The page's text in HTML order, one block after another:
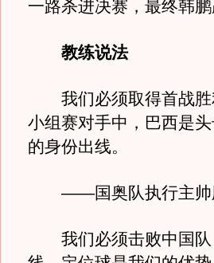
一路杀进决赛，最终韩鹏
教练说法
我们必须取得首战胜
小组赛对手中，巴西是
的身份出线。
——国奥队执行主帅
我们必须击败中国队